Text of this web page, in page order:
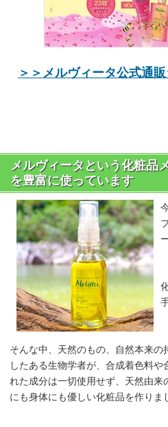
＞＞メルヴィータ公式通
メルヴィータという化粧品
を豊富に使っています
そんな中、天然のもの、自然本来の
したある生物学者が、合成着色料や
れた成分は一切使用せず、天然由
にも身体にも優しい化粧品を作りま